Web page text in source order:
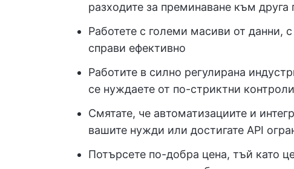
разходите за преминаване към друга
Работете с големи масиви от данни,
справи ефективно
Работите в силно регулирана
се нуждаете от по-стриктни
Смятате, че автоматизациите и
вашите нужди или достигате API
Потърсете по-добра цена, тъй като